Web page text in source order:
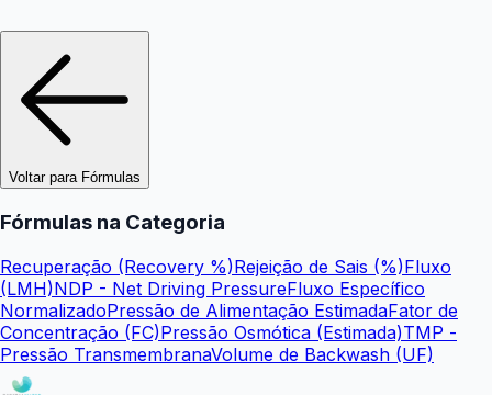
Voltar para Fórmulas
Fórmulas na Categoria
Recuperação (Recovery %)Rejeição de Sais (%)Fluxo
(LMH)NDP - Net Driving PressureFluxo Específico
NormalizadoPressão de Alimentação EstimadaFator de
Concentração (FC)Pressão Osmótica (Estimada)TMP -
Pressão TransmembranaVolume de Backwash (UF)